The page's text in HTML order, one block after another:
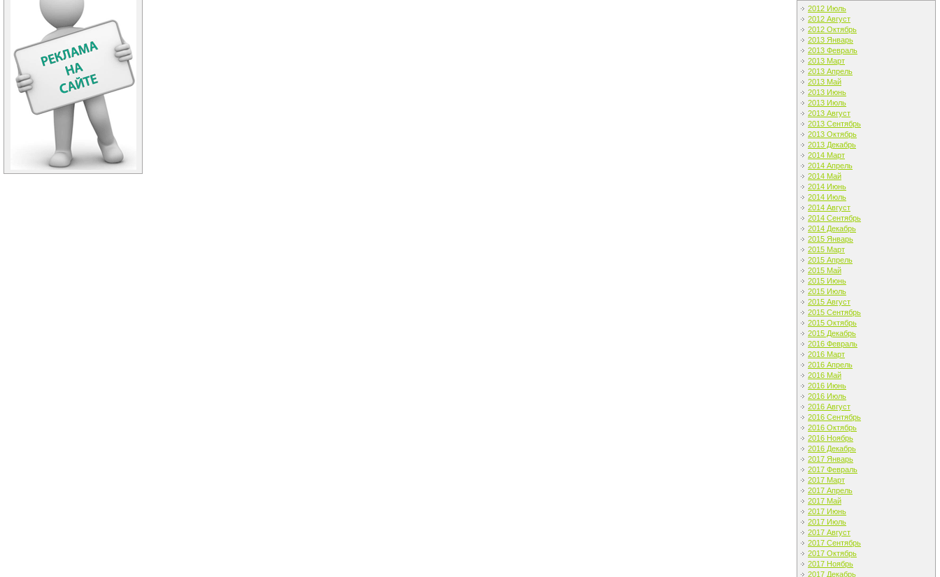
2012 Июль
2012 Август
2012 Октябрь
2013 Январь
2013 Февраль
2013 Март
2013 Апрель
2013 Май
2013 Июнь
2013 Июль
2013 Август
2013 Сентябрь
2013 Октябрь
2013 Декабрь
2014 Март
2014 Апрель
2014 Май
2014 Июнь
2014 Июль
2014 Август
2014 Сентябрь
2014 Декабрь
2015 Январь
2015 Март
2015 Апрель
2015 Май
2015 Июнь
2015 Июль
2015 Август
2015 Сентябрь
2015 Октябрь
2015 Декабрь
2016 Февраль
2016 Март
2016 Апрель
2016 Май
2016 Июнь
2016 Июль
2016 Август
2016 Сентябрь
2016 Октябрь
2016 Ноябрь
2016 Декабрь
2017 Январь
2017 Февраль
2017 Март
2017 Апрель
2017 Май
2017 Июнь
2017 Июль
2017 Август
2017 Сентябрь
2017 Октябрь
2017 Ноябрь
2017 Декабрь